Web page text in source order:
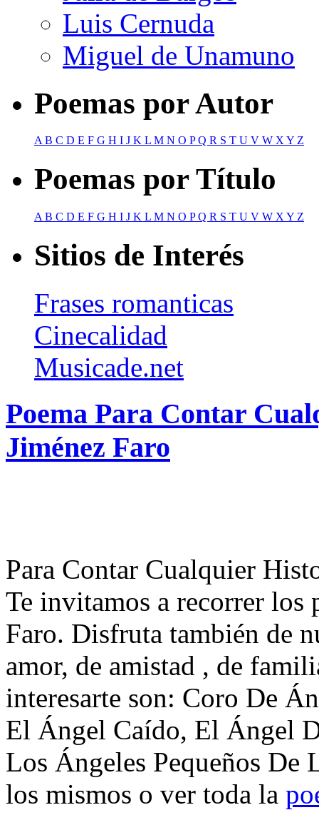
Luis Cernuda
Miguel de Unamuno
Poemas por Autor
AB C D E F G H I J K L M N O PQ R S T U V W XY Z
Poemas por Título
A B C D E F G H I J K L M N O PQ R S T U V W X Y Z
Sitios de Interés
Frases romanticas
Cinecalidad
Musicade.net
Poema Para Contar
Jiménez Faro
Para Contar Cualquier
Te invitamos a recorrer los
Faro. Disfruta también de
amor, de amistad , de
interesarte son: Coro De
El Ángel Caído, El Ángel
Los Ángeles Pequeños De
los mismos o ver toda la